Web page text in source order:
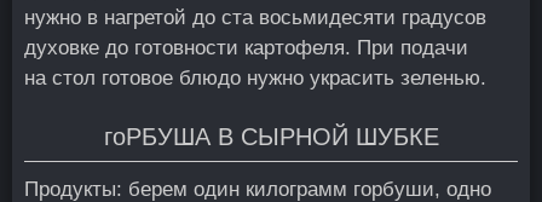
нужно в нагретой до ста восьмидесяти градусов
духовке до готовности картофеля. При подачи
на стол готовое блюдо нужно украсить зеленью.
гоРБУША В СЫРНОЙ ШУБКЕ
Продукты: берем один килограмм горбуши, одно